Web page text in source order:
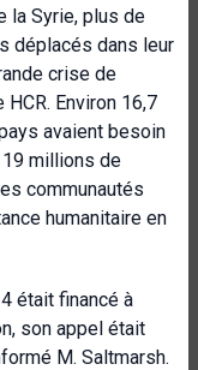
la Syrie, plus de
déplacés dans leur
crise de
Environ 16,7
avaient besoin
millions de
communautés
humanitaire en
était financé à
son appel était
M. Saltmarsh.